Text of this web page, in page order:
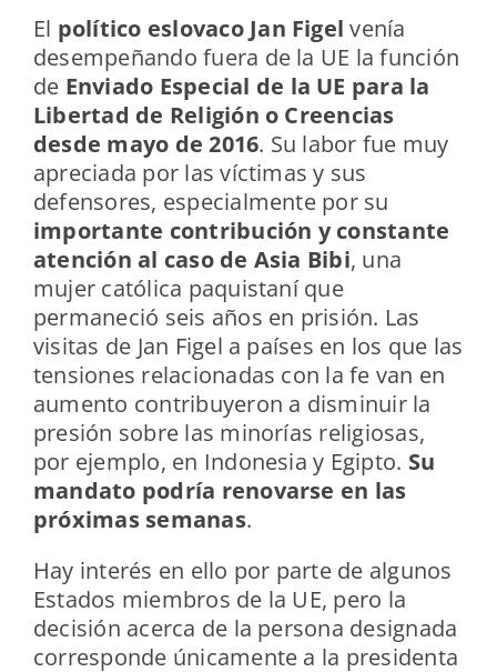
El político eslovaco Jan Figel venía
desempeñando fuera de la UE la función
de Enviado Especial de la UE para la
Libertad de Religión o Creencias
desde mayo de 2016. Su labor fue muy
apreciada por las víctimas y sus
defensores, especialmente por su
importante contribución y constante
atención al caso de Asia Bibi, una
mujer católica paquistaní que
permaneció seis años en prisión. Las
visitas de Jan Figel a países en los que las
tensiones relacionadas con la fe van en
aumento contribuyeron a disminuir la
presión sobre las minorías religiosas,
por ejemplo, en Indonesia y Egipto. Su
mandato podría renovarse en las
próximas semanas.
Hay interés en ello por parte de algunos
Estados miembros de la UE, pero la
decisión acerca de la persona designada
corresponde únicamente a la presidenta